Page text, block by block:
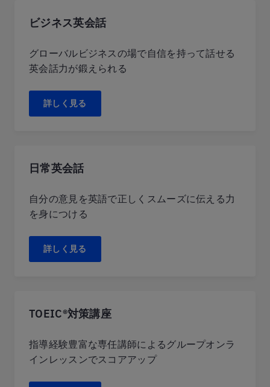
ビジネス英会話
グローバルビジネスの場で自信を持って話せる
英会話力が鍛えられる
詳しく見る
日常英会話
自分の意見を英語で正しくスムーズに伝える力
を身につける
詳しく見る
TOEIC®対策講座
指導経験豊富な専任講師によるグループオンラ
インレッスンでスコアアップ